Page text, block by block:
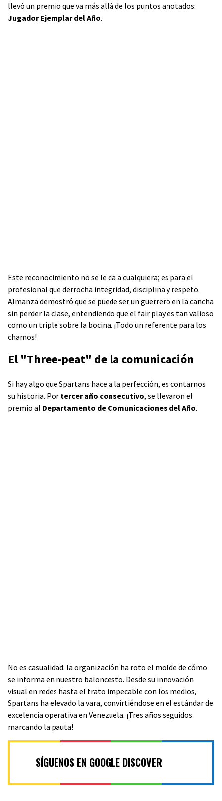
llevó un premio que va más allá de los puntos anotados:
Jugador Ejemplar del Año.
Este reconocimiento no se le da a cualquiera; es para el
profesional que derrocha integridad, disciplina y respeto.
Almanza demostró que se puede ser un guerrero en la cancha
sin perder la clase, entendiendo que el fair play es tan valioso
como un triple sobre la bocina. ¡Todo un referente para los
chamos!
El "Three-peat" de la comunicación
Si hay algo que Spartans hace a la perfección, es contarnos
su historia. Por tercer año consecutivo, se llevaron el
premio al Departamento de Comunicaciones del Año.
No es casualidad: la organización ha roto el molde de cómo
se informa en nuestro baloncesto. Desde su innovación
visual en redes hasta el trato impecable con los medios,
Spartans ha elevado la vara, convirtiéndose en el estándar de
excelencia operativa en Venezuela. ¡Tres años seguidos
marcando la pauta!
SÍGUENOS EN GOOGLE DISCOVER